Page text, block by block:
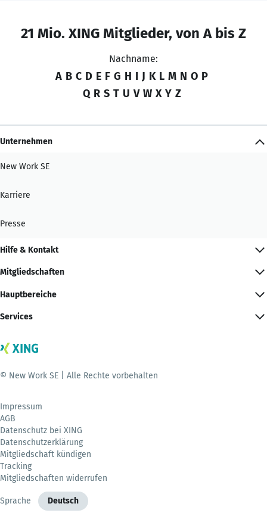
21 Mio. XING Mitglieder, von A bis Z
Nachname:
A B C D E F G H I J K L M N O P
Q R S T U V W X Y Z
Unternehmen
New Work SE
Karriere
Presse
Hilfe & Kontakt
Mitgliedschaften
Hauptbereiche
Services
© New Work SE | Alle Rechte vorbehalten
Impressum
AGB
Datenschutz bei XING
Datenschutzerklärung
Mitgliedschaft kündigen
Tracking
Mitgliedschaften widerrufen
Sprache Deutsch